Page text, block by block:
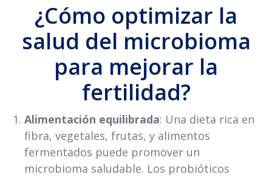
¿Cómo optimizar la
salud del microbioma
para mejorar la
fertilidad?
Alimentación equilibrada: Una dieta rica en
fibra, vegetales, frutas, y alimentos
fermentados puede promover un
microbioma saludable. Los probióticos